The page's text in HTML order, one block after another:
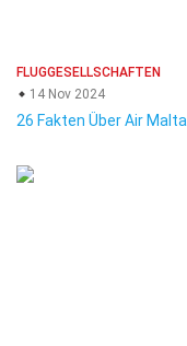
FLUGGESELLSCHAFTEN
14 Nov 2024
26 Fakten Über Air Malta